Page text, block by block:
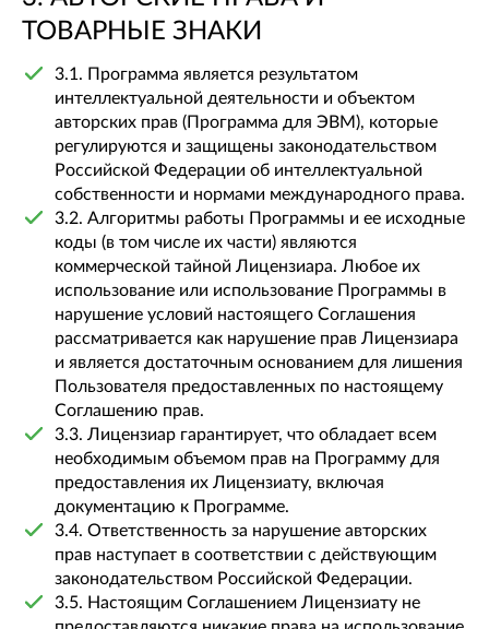
ТОВАРНЫЕ ЗНАКИ
3.1. Программа является результатом
интеллектуальной деятельности и объектом
авторских прав (Программа для ЭВМ), которые
регулируются и защищены законодательством
Российской Федерации об интеллектуальной
собственности и нормами международного права.
3.2. Алгоритмы работы Программы и ее исходные
коды (в том числе их части) являются
коммерческой тайной Лицензиара. Любое их
использование или использование Программы в
нарушение условий настоящего Соглашения
рассматривается как нарушение прав Лицензиара
и является достаточным основанием для лишения
Пользователя предоставленных по настоящему
Соглашению прав.
3.3. Лицензиар гарантирует, что обладает всем
необходимым объемом прав на Программу для
предоставления их Лицензиату, включая
документацию к Программе.
3.4. Ответственность за нарушение авторских
прав наступает в соответствии с действующим
законодательством Российской Федерации.
3.5. Настоящим Соглашением Лицензиату не